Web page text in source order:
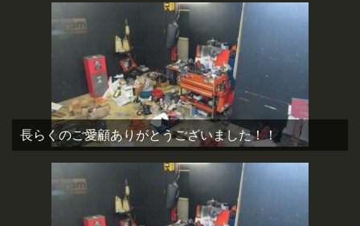
長らくのご愛顧ありがとうございました！！